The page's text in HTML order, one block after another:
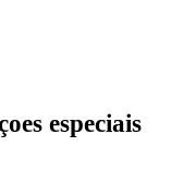
especiais